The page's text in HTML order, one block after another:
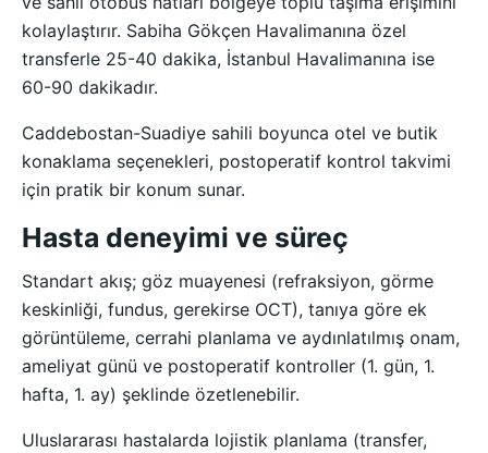
kolaylaştırır. Sabiha Gökçen Havalimanına özel
transferle 25-40 dakika, İstanbul Havalimanına ise
60-90 dakikadır.
Caddebostan-Suadiye sahili boyunca otel ve butik
konaklama seçenekleri, postoperatif kontrol takvimi
için pratik bir konum sunar.
Hasta deneyimi ve süreç
Standart akış; göz muayenesi (refraksiyon, görme
keskinliği, fundus, gerekirse OCT), tanıya göre ek
görüntüleme, cerrahi planlama ve aydınlatılmış onam,
ameliyat günü ve postoperatif kontroller (1. gün, 1.
hafta, 1. ay) şeklinde özetlenebilir.
Uluslararası hastalarda lojistik planlama (transfer,